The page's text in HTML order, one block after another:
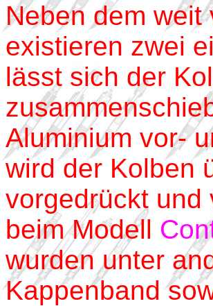
Neben dem
existieren zwei
lässt sich der
Aluminium vor-
wird der Kolben
vorgedrückt und
beim Modell
wurden unter
Kappenband